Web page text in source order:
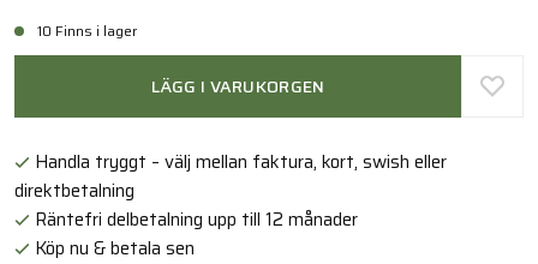
10 Finns i lager
LÄGG I VARUKORGEN
Handla tryggt – välj mellan faktura, kort, swish eller
direktbetalning
Räntefri delbetalning upp till 12 månader
Köp nu & betala sen